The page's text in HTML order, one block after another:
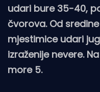
udari bure 35-40,
čvorova. Od
mjestimice udari
izraženije nevere.
more 5.